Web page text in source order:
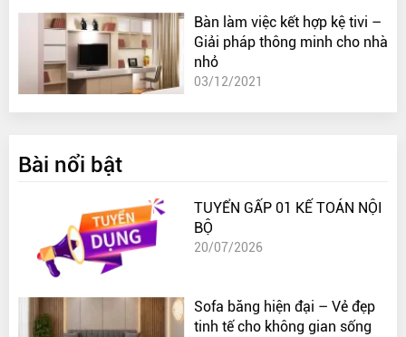
Bàn làm việc kết hợp kệ tivi –
Giải pháp thông minh cho nhà
nhỏ
03/12/2021
Bài nổi bật
TUYỂN GẤP 01 KẾ TOÁN NỘI
BỘ
20/07/2026
Sofa băng hiện đại – Vẻ đẹp
tinh tế cho không gian sống